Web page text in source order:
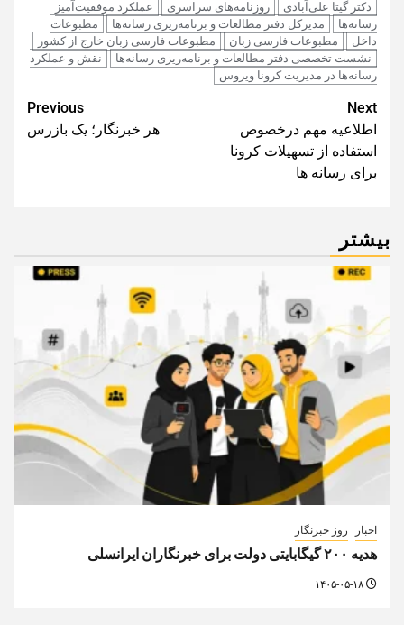
دکتر گیتا علی‌آبادی روزنامه‌های سراسری
عملکرد موفقیت‌آمیز
رسانه‌ها
مدیرکل دفتر مطالعات و برنامه‌ریزی رسانه‌ها
مطبوعات
داخل
مطبوعات فارسی زبان
مطبوعات فارسی زبان خارج از کشور
نشست تخصصی دفتر مطالعات و برنامه‌ریزی رسانه‌ها
نقش و عملکرد
رسانه‌ها در مدیریت کرونا ویروس
Post
navigation
Previous
هر خبرنگار؛ یک بازرس
Next
اطلاعیه مهم درخصوص
استفاده از تسهیلات کرونا
برای رسانه ها
بیشتر
اخبار روز خبرنگار
هدیه ۲۰۰ گیگابایتی دولت برای خبرنگاران ایرانسلی